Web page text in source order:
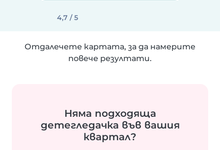
4,7 / 5
Отдалечете картата, за да намерите
повече резултати.
Няма подходяща
детегледачка във вашия
квартал?